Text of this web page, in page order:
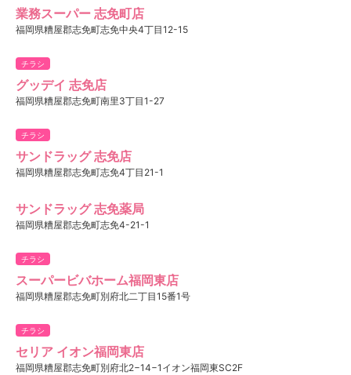
業務スーパー 志免町店
福岡県糟屋郡志免町志免中央4丁目12-15
チラシ
グッデイ 志免店
福岡県糟屋郡志免町南里3丁目1-27
チラシ
サンドラッグ 志免店
福岡県糟屋郡志免町志免4丁目21-1
サンドラッグ 志免薬局
福岡県糟屋郡志免町志免4-21-1
チラシ
スーパービバホーム福岡東店
福岡県糟屋郡志免町別府北二丁目15番1号
チラシ
セリア イオン福岡東店
福岡県糟屋郡志免町別府北2−14−1イオン福岡東SC2F